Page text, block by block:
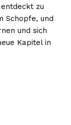
zu
Schopfe, und
und sich
Kapitel in